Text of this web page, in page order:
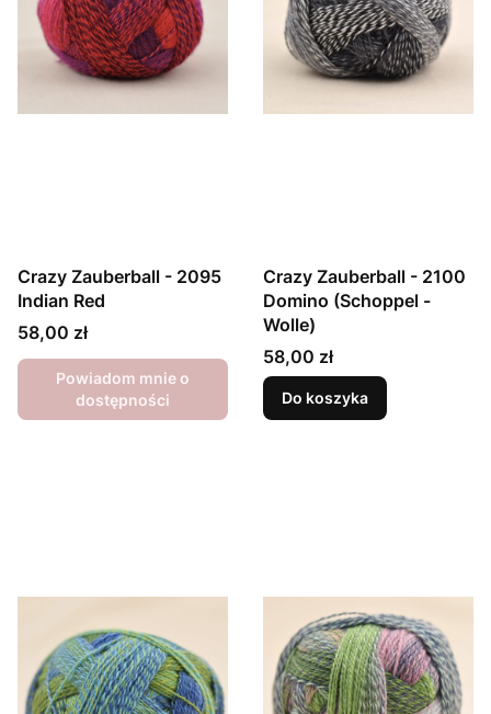
Crazy Zauberball - 2095
Indian Red
Cena
58,00 zł
Powiadom mnie o
dostępności
Crazy Zauberball - 2100
Domino (Schoppel -
Wolle)
Cena
58,00 zł
Do koszyka